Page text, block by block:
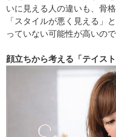
いに見える人の違いも、骨
「スタイルが悪く見える」
っていない可能性が高いので
顔立ちから考える「テイスト